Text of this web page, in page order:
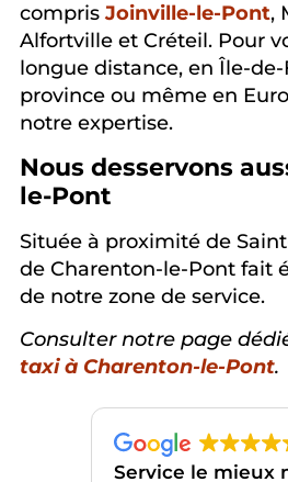
comprisJoinville-le-Pont,
Alfortville et Créteil. Pour
longue distance, en Île-de-
province ou même en
notre expertise.
Nous desservons
le-Pont
Située à proximité de
de Charenton-le-Pont fait
de notre zone de service.
Consulter notre page
taxi à Charenton-le-Pont.
Service le mieux